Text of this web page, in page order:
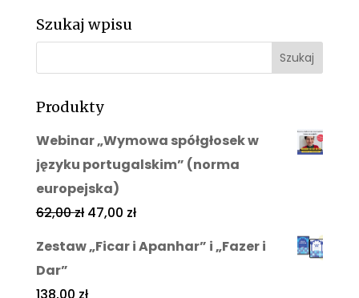
Szukaj wpisu
Produkty
Webinar „Wymowa spółgłosek w
języku portugalskim” (norma
europejska)
62,00zł 47,00 zł
Zestaw „Ficar i Apanhar” i „Fazer i
Dar”
138,00 zł